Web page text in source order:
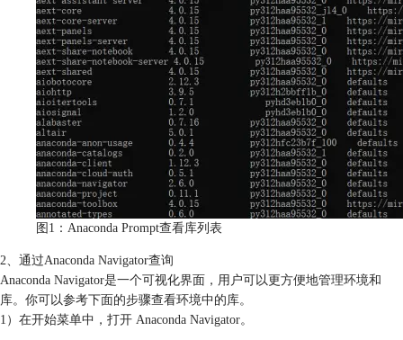
图1：Anaconda Prompt查看库列表
2、通过Anaconda Navigator查询
Anaconda Navigator是一个可视化界面，用户可以更方便地管理环境和
库。你可以参考下面的步骤查看环境中的库。
1）在开始菜单中，打开 Anaconda Navigator。